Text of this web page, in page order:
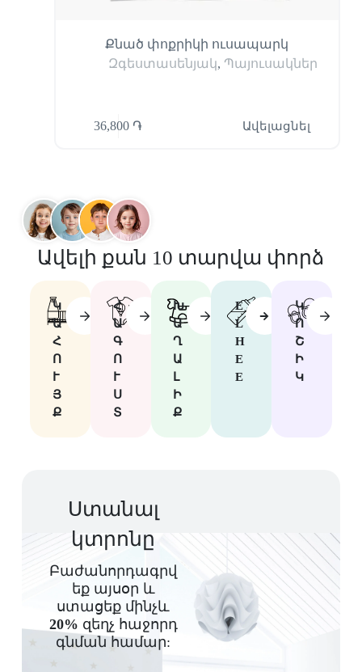
Քնած փոքրիկի ուսապարկ
Զգեստասենյակ,Պայուսակներ
36,800 ֏ Ավելացնել
Ավելի քան 10 տարվա փորձ
Կ
Ա
Հ
Ո
Ւ
Յ
Ք
Հ
Ա
Գ
Ո
Ւ
Ս
Տ
Խ
Ա
Ղ
Ա
Լ
Ի
Ք
E
L
H
E
E
Կ
Ո
Շ
Ի
Կ
Ստանալ
կտրոնը
Բաժանորդագրվ
եք այսօր և
ստացեք մինչև
20% զեղչ հաջորդ
գնման համար: